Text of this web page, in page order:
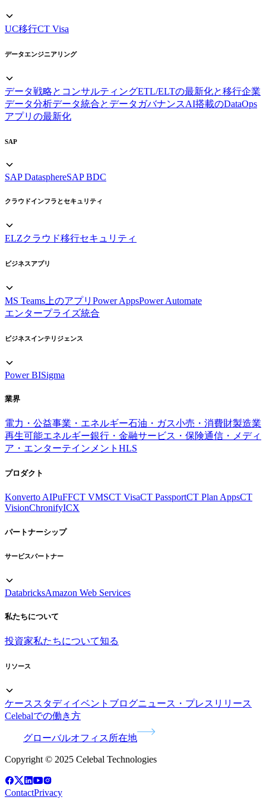
UC移行CT Visa
データエンジニアリング
データ戦略とコンサルティングETL/ELTの最新化と移行企業
データ分析データ統合とデータガバナンスAI搭載のDataOps
アプリの最新化
SAP
SAP DatasphereSAP BDC
クラウドインフラとセキュリティ
ELZクラウド移行セキュリティ
ビジネスアプリ
MS Teams上のアプリ Power AppsPower Automate
エンタープライズ統合
ビジネスインテリジェンス
Power BISigma
業界
電力・公益事業・エネルギー石油・ガス小売・消費財製造業
再生可能エネルギー銀行・金融サービス・保険通信・メディ
ア・エンターテインメント HLS
プロダクト
Konverto AIPuFFCT VMSCT VisaCT PassportCT Plan AppsCT
VisionChronifyICX
パートナーシップ
サービスパートナー
DatabricksAmazon Web Services
私たちについて
投資家私たちについて知る
リソース
ケーススタディ イベント ブログニュース・プレスリリース
Celebalでの働き方
グローバルオフィス所在地
Copyright © 2025 Celebal Technologies
ContactPrivacy